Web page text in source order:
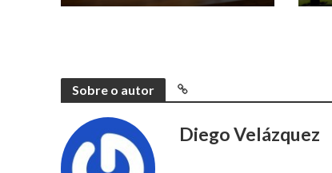
Sobre o autor
Diego Velázquez